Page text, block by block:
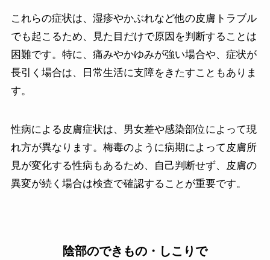
これらの症状は、湿疹やかぶれなど他の皮膚トラブル
でも起こるため、見た目だけで原因を判断することは
困難です。特に、痛みやかゆみが強い場合や、症状が
長引く場合は、日常生活に支障をきたすこともありま
す。
性病による皮膚症状は、男女差や感染部位によって現
れ方が異なります。梅毒のように病期によって皮膚所
見が変化する性病もあるため、自己判断せず、皮膚の
異変が続く場合は検査で確認することが重要です。
陰部のできもの・しこりで